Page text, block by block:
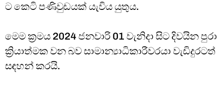
ට කෙටි පණිවුඩයක් යැවිය යුතුය.
මෙම ක්‍රමය 2024 ජනවාරි 01 වැනිදා සිට දිවයින පුරා
ක්‍රියාත්මක වන බව සාමාන්‍යාධිකාරීවරයා වැඩිදුරටත්
සඳහන් කරයි.